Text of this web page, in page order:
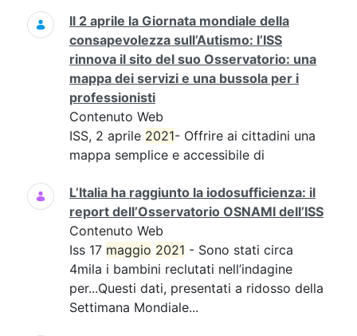
Il 2 aprile la Giornata mondiale della
consapevolezza sull’Autismo: l’ISS
rinnova il sito del suo Osservatorio: una
mappa dei servizi e una bussola per i
professionisti
Contenuto Web
ISS, 2 aprile 2021- Offrire ai cittadini una
mappa semplice e accessibile di
L’Italia ha raggiunto la iodosufficienza: il
report dell’Osservatorio OSNAMI dell’ISS
Contenuto Web
Iss 17 maggio 2021 - Sono stati circa
4mila i bambini reclutati nell’indagine
per...Questi dati, presentati a ridosso della
Settimana Mondiale...